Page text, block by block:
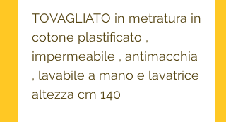
TOVAGLIATO in metratura in
cotone plastificato ,
impermeabile , antimacchia
, lavabile a mano e lavatrice
altezza cm 140